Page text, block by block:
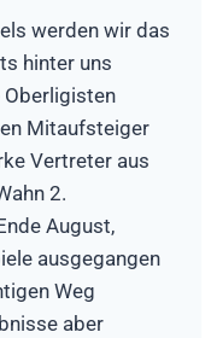
werden wir das
hinter uns
Oberligisten
Mitaufsteiger
Vertreter aus
2.
August,
ausgegangen
Weg
aber